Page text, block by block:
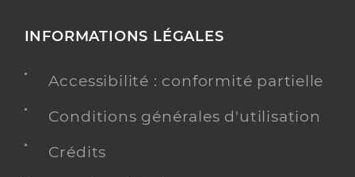
INFORMATIONS LÉGALES
Accessibilité : conformité partielle
Conditions générales d'utilisation
Crédits